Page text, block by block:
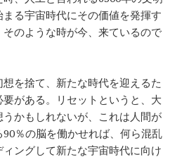
る宇宙時代にその価値を発揮す
のような時が今、来ているので
を捨て、新たな時代を迎えるた
がある。リセットというと、大
かもしれないが、これは人間が
％の脳を働かせれば、何ら混乱
ングして新たな宇宙時代に向け